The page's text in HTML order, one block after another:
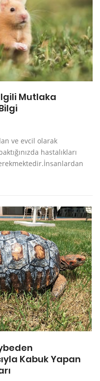
Mutlaka
ve evcil olarak
hastalıkları
Kabuk Yapan